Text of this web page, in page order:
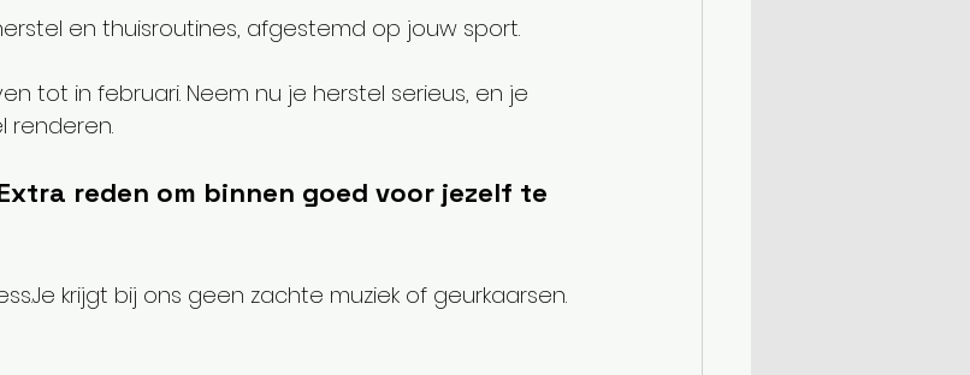
en thuisroutines, afgestemd op jouw sport.
tot in februari. Neem nu je herstel serieus, en je
renderen.
reden om binnen goed voor jezelf te
krijgt bij ons geen zachte muziek of geurkaarsen.